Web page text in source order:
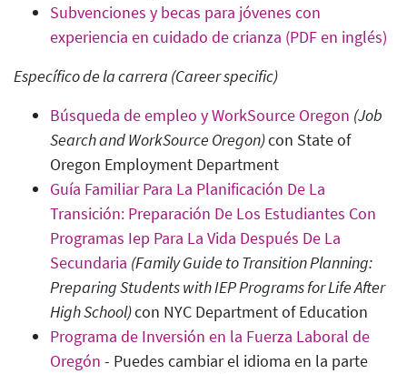
Subvenciones y becas para jóvenes con
experiencia en cuidado de crianza (PDF en inglés)
Específico de la carrera (Career specific)
Búsqueda de empleo y WorkSource Oregon (Job
Search and WorkSource Oregon)con State of
Oregon Employment Department
Guía Familiar Para La Planificación De La
Transición: Preparación De Los Estudiantes Con
Programas Iep Para La Vida Después De La
Secundaria (Family Guide to Transition Planning:
Preparing Students with IEP Programs for Life After
High School)con NYC Department of Education
Programa de Inversión en la Fuerza Laboral de
Oregón - Puedes cambiar el idioma en la parte